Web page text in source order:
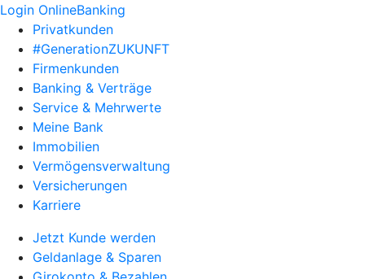
Login OnlineBanking
Privatkunden
#GenerationZUKUNFT
Firmenkunden
Banking & Verträge
Service & Mehrwerte
Meine Bank
Immobilien
Vermögensverwaltung
Versicherungen
Karriere
Jetzt Kunde werden
Geldanlage & Sparen